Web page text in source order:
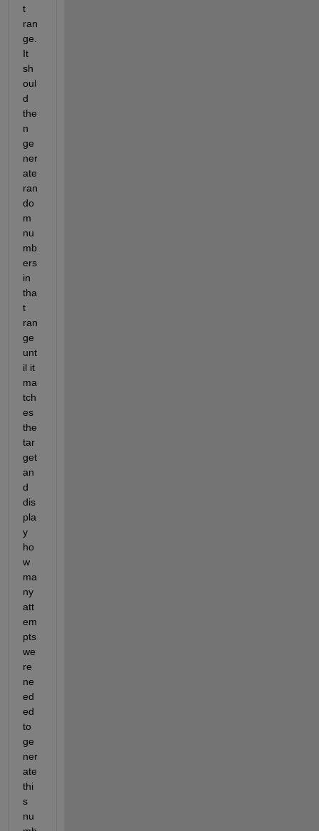
t
ran
ge.
It
sh
oul
d
the
n
ge
ner
ate
ran
do
m
nu
mb
ers
in
tha
t
ran
ge
unt
il it
ma
tch
es
the
tar
get
an
d
dis
pla
y
ho
w
ma
ny
att
em
pts
we
re
ne
ed
ed
to
ge
ner
ate
thi
s
nu